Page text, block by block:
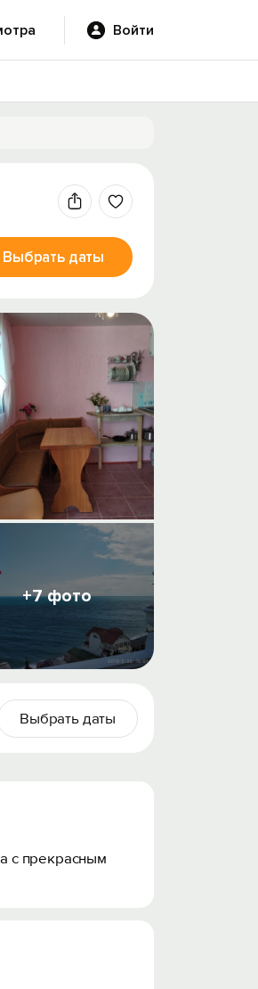
Войти
+7 фото
Выбрать даты
Выбрать даты
с прекрасным